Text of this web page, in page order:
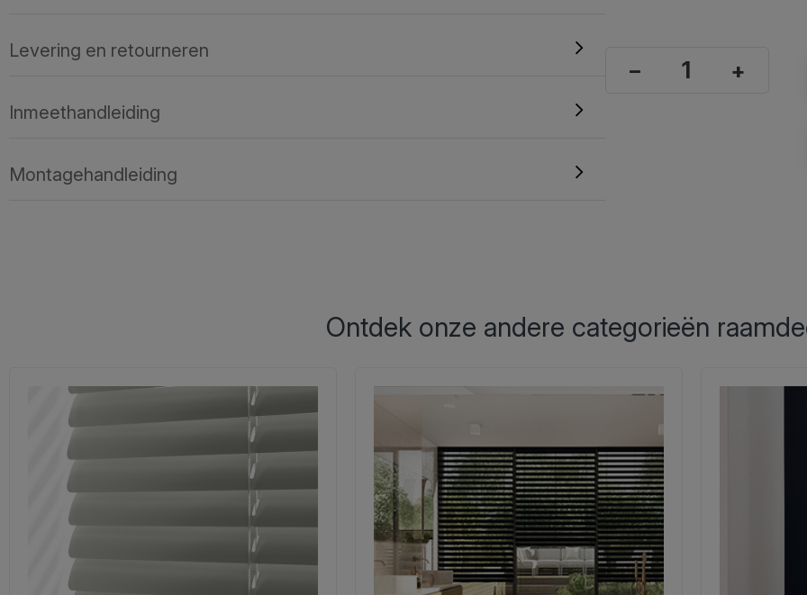
Levering en retourneren
Inmeethandleiding
Montagehandleiding
– +
Ontdek onze andere categorieën